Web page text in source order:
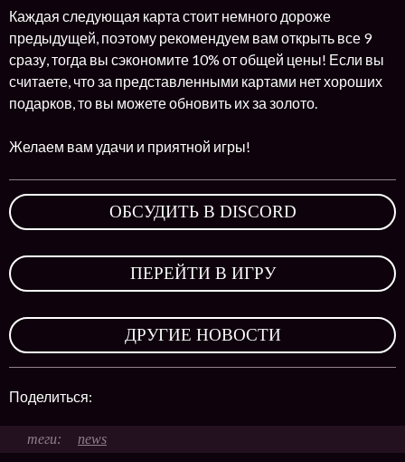
Каждая следующая карта стоит немного дороже
предыдущей, поэтому рекомендуем вам открыть все 9
сразу, тогда вы сэкономите 10% от общей цены! Если вы
считаете, что за представленными картами нет хороших
подарков, то вы можете обновить их за золото.
Желаем вам удачи и приятной игры!
ОБСУДИТЬ В DISCORD
ПЕРЕЙТИ В ИГРУ
ДРУГИЕ НОВОСТИ
Поделиться:
news